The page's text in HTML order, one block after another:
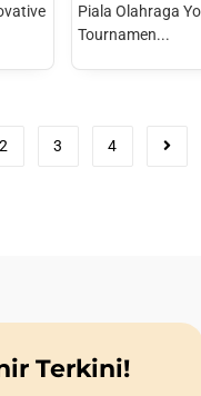
Piala Olahraga
Tournamen...
2 3 4
Terkini!